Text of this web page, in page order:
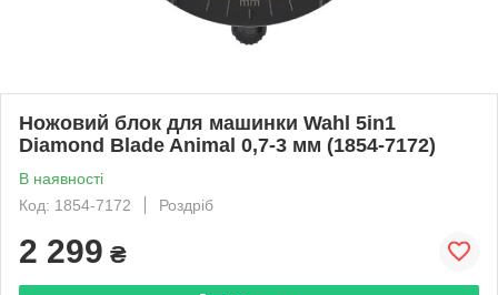
Ножовий блок для машинки Wahl 5in1
Diamond Blade Animal 0,7-3 мм (1854-7172)
В наявності
Код: 1854-7172
Роздріб
2 299 ₴